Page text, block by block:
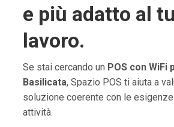
e più adatto al
lavoro.
Se stai cercando un POS con WiFi
Basilicata, Spazio POS ti aiuta a
soluzione coerente con le
attività.